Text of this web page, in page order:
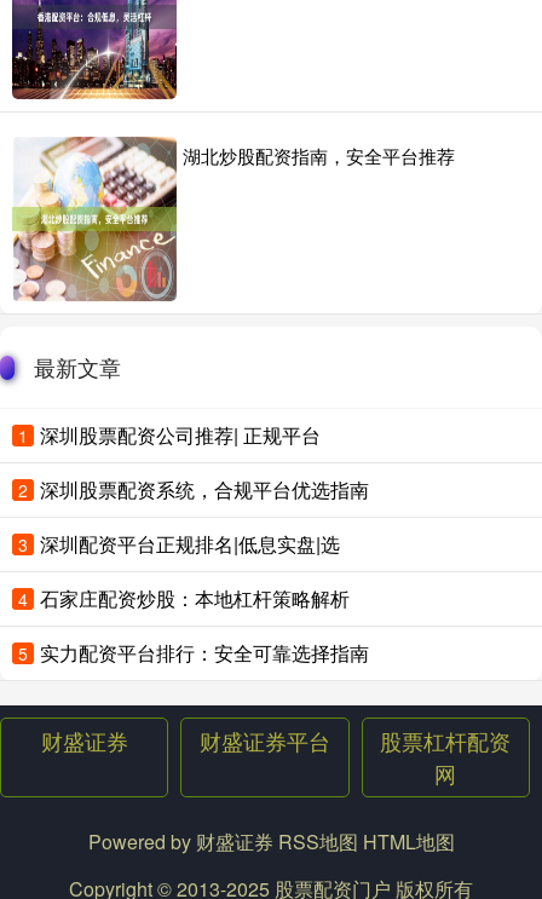
湖北炒股配资指南，安全平台推荐
最新文章
1 深圳股票配资公司推荐| 正规平台
2 深圳股票配资系统，合规平台优选指南
3 深圳配资平台正规排名|低息实盘|选
4 石家庄配资炒股：本地杠杆策略解析
5 实力配资平台排行：安全可靠选择指南
财盛证券 财盛证券平台
股票杠杆配资
网
Powered by 财盛证券 RSS地图 HTML地图
Copyright© 2013-2025 股票配资门户 版权所有